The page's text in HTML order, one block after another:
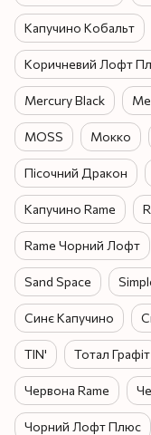
Капучино Кобальт
Коричневий Лофт
Mercury Black
MOSS Мокко
Пісочний Дракон
Капучино Rame
Rame Чорний Лофт
Sand Space
Синє Капучино
TIN' Тотал Графіт
Червона Rame
Чорний Лофт Плюс